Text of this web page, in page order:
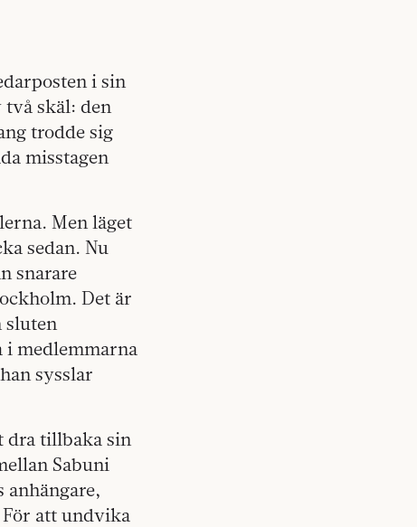
i sin
två skäl: den
trodde sig
misstagen
Men läget
sedan. Nu
snarare
Det är
sluten
medlemmarna
sysslar
dra tillbaka sin
Sabuni
att undvika